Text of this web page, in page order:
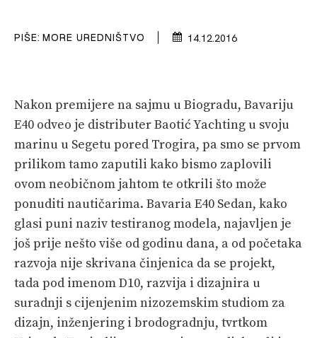
PLOVILA
SPIZA
VELIKE PRIČE
PRETPLATA
SHOP
PIŠE: MORE UREDNIŠTVO 14.12.2016
Nakon premijere na sajmu u Biogradu, Bavariju
E40 odveo je distributer Baotić Yachting u svoju
marinu u Segetu pored Trogira, pa smo se prvom
prilikom tamo zaputili kako bismo zaplovili
ovom neobičnom jahtom te otkrili što može
ponuditi nautičarima. Bavaria E40 Sedan, kako
glasi puni naziv testiranog modela, najavljen je
još prije nešto više od godinu dana, a od početaka
razvoja nije skrivana činjenica da se projekt,
tada pod imenom D10, razvija i dizajnira u
suradnji s cijenjenim nizozemskim studiom za
dizajn, inženjering i brodogradnju, tvrtkom